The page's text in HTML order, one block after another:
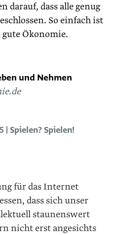
darauf, dass alle genug
So einfach ist
gute Ökonomie.
und Nehmen
Spielen? Spielen!
für das Internet
dass sich unser
staunenswert
nicht erst angesichts